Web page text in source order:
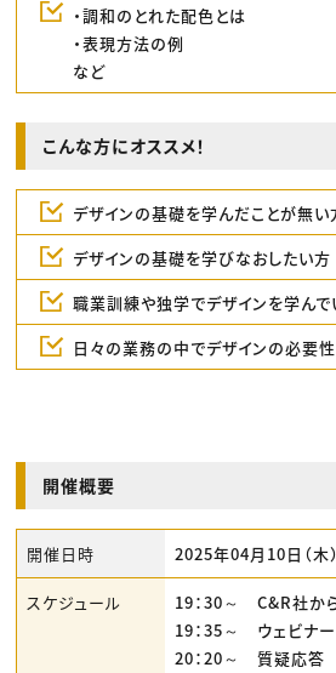
・調和のとれた配色とは
・表現方法の例
など
こんな方にオススメ！
デザインの基礎を学んだことが無い
デザインの基礎を学びなおしたい方
職業訓練や独学でデザインを学んで
日々の業務の中でデザインの必要
開催概要
開催日時 2025年04月10日（
スケジュール
19：30～ C&R社か
19：35～ ウェビナ
20：20～ 質疑応答